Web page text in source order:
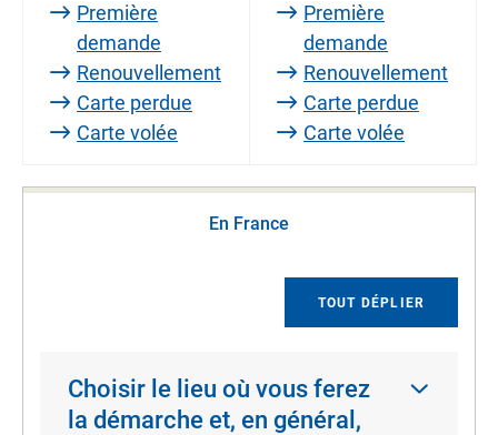
Première
demande
Renouvellement
Carte perdue
Carte volée
Première
demande
Renouvellement
Carte perdue
Carte volée
En France
TOUT DÉPLIER
Choisir le lieu où vous ferez
la démarche et, en général,